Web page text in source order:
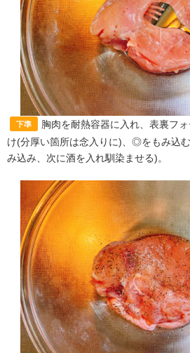
下準
胸肉を耐熱容器に入れ、表裏フ
け(分厚い箇所は念入りに)、◎をもみ込
み込み、次に酒を入れ馴染ませる)。